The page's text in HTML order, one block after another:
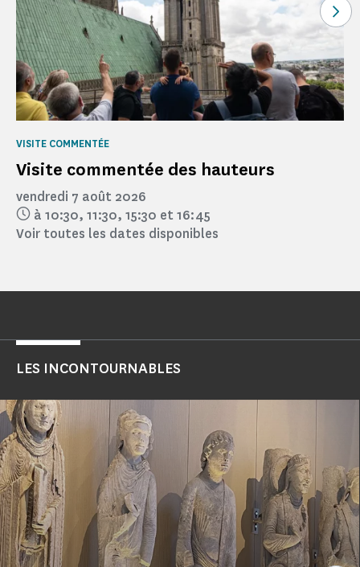
Visite commentée des hauteurs
VISITE COMMENTÉE
vendredi 7 août 2026
à 10:30, 11:30, 15:30 et 16:45
Voir toutes les dates disponibles
LES INCONTOURNABLES